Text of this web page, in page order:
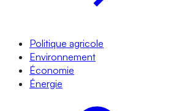
Politique agricole
Environnement
Économie
Énergie